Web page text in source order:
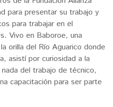
para presentar su trabajo y
para trabajar en el
Vivo en Baboroe, una
orilla del Río Aguarico donde
asistí por curiosidad a la
del trabajo de técnico,
capacitación para ser parte